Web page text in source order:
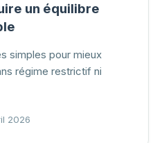
un équilibre
simples pour mieux
régime restrictif ni
2026